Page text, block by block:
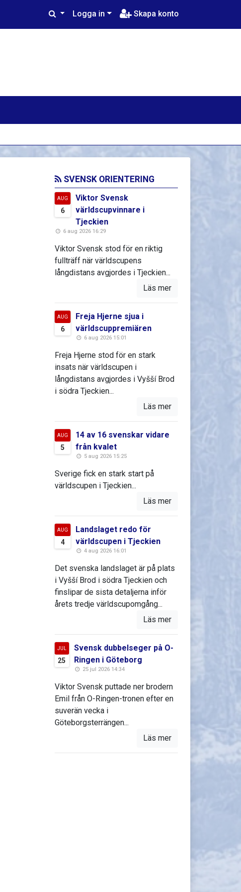
Logga in Skapa konto
SVENSK ORIENTERING
AUG
6
Viktor Svensk
världscupvinnare i
Tjeckien
6 aug 2026 16:29
Viktor Svensk stod för en riktig
fullträff när världscupens
långdistans avgjordes i Tjeckien...
Läs mer
AUG
6
Freja Hjerne sjua i
världscuppremiären
6 aug 2026 15:01
Freja Hjerne stod för en stark
insats när världscupen i
långdistans avgjordes i Vyšší Brod
i södra Tjeckien...
Läs mer
AUG
5
14 av 16 svenskar vidare
från kvalet
5 aug 2026 15:25
Sverige fick en stark start på
världscupen i Tjeckien...
Läs mer
AUG
4
Landslaget redo för
världscupen i Tjeckien
4 aug 2026 16:01
Det svenska landslaget är på plats
i Vyšší Brod i södra Tjeckien och
finslipar de sista detaljerna inför
årets tredje världscupomgång...
Läs mer
JUL
25
Svensk dubbelseger på O-
Ringen i Göteborg
25 jul 2026 14:34
Viktor Svensk puttade ner brodern
Emil från O-Ringen-tronen efter en
suverän vecka i
Göteborgsterrängen...
Läs mer